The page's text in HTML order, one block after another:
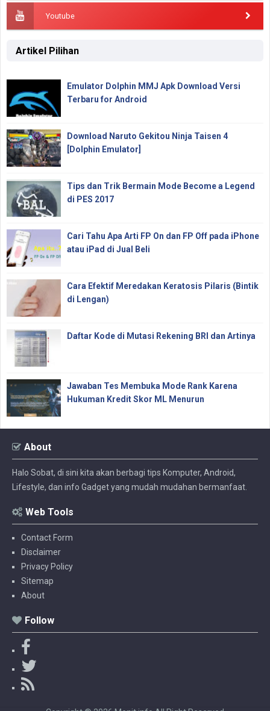
Youtube
Artikel Pilihan
Emulator Dolphin MMJ Apk Download Versi
Terbaru for Android
Download Naruto Gekitou Ninja Taisen 4
[Dolphin Emulator]
Tips dan Trik Bermain Mode Become a Legend
di PES 2017
Cari Tahu Apa Arti FP On dan FP Off pada iPhone
atau iPad di Jual Beli
Cara Efektif Meredakan Keratosis Pilaris (Bintik
di Lengan)
Daftar Kode di Mutasi Rekening BRI dan Artinya
Jawaban Tes Membuka Mode Rank Karena
Hukuman Kredit Skor ML Menurun
About
Halo Sobat, di sini kita akan berbagi tips Komputer, Android,
Lifestyle, dan info Gadget yang mudah mudahan bermanfaat.
Web Tools
Contact Form
Disclaimer
Privacy Policy
Sitemap
About
Follow
a
c
e